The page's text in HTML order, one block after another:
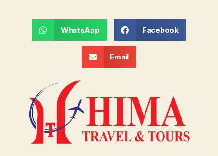
WhatsApp Facebook
Email